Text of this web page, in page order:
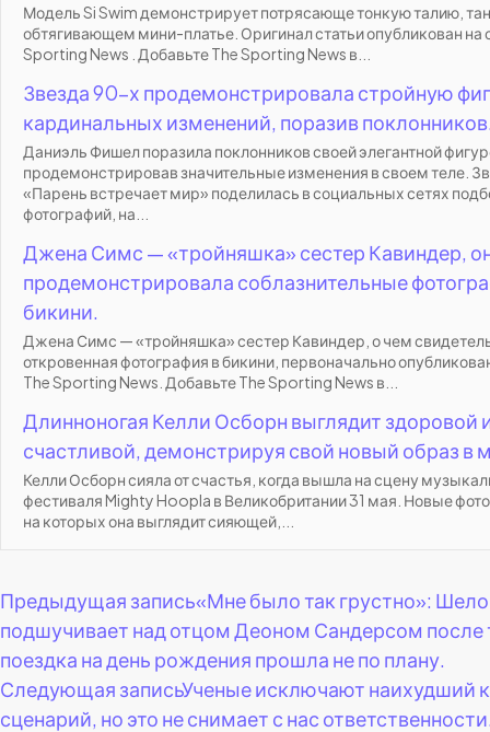
Модель Si Swim демонстрирует потрясающе тонкую талию,
обтягивающем мини-платье. Оригинал статьи опубликован на
Sporting News . Добавьте The Sporting News в...
Звезда 90-х продемонстрировала стройную
кардинальных изменений, поразив
Даниэль Фишел поразила поклонников своей элегантной
продемонстрировав значительные изменения в своем теле.
«Парень встречает мир» поделилась в социальных сетях
фотографий, на...
Джена Симс — «тройняшка» сестер Кавиндер,
продемонстрировала соблазнительные
бикини.
Джена Симс — «тройняшка» сестер Кавиндер, о чем
откровенная фотография в бикини, первоначально
The Sporting News. Добавьте The Sporting News в...
Длинноногая Келли Осборн выглядит здоровой
счастливой, демонстрируя свой новый образ в
Келли Осборн сияла от счастья, когда вышла на сцену
фестиваля Mighty Hoopla в Великобритании 31 мая. Новые
на которых она выглядит сияющей,...
Навигация
по
записям
Предыдущая запись«Мне было так грустно»:
подшучивает над отцом Деоном Сандерсом после
поездка на день рождения прошла не по плану.
Следующая записьУченые исключают наихудший
сценарий, но это не снимает с нас